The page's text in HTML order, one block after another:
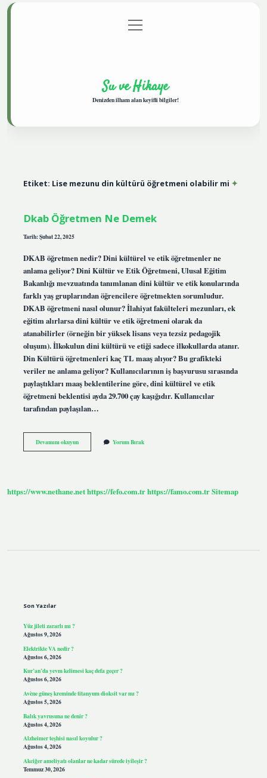
Gizlilik Politikası
menüyü
aç
Su ve Hikaye
Denizden ilham alan keyifli bilgiler!
Etiket: Lise mezunu din kültürü öğretmeni olabilir mi
Dkab Öğretmen Ne Demek
Tarih: Şubat 22, 2025
DKAB öğretmen nedir? Dini kültürel ve etik öğretmenler ne
anlama geliyor? Dini Kültür ve Etik Öğretmeni, Ulusal Eğitim
Bakanlığı mevzuatında tanımlanan dini kültür ve etik konularında
farklı yaş gruplarından öğrencilere öğretmekten sorumludur.
DKAB öğretmeni nasıl olunur? İlahiyat fakülteleri mezunları, ek
eğitim alırlarsa dini kültür ve etik öğretmeni olarak da
atanabilirler (örneğin bir yüksek lisans veya tezsiz pedagojik
oluşum). İlkokulun dini kültürü ve etiği sadece ilkokullarda atanır.
Din Kültürü öğretmenleri kaç TL maaş alıyor? Bu grafikteki
veriler ne anlama geliyor? Kullanıcılarının iş başvurusu sırasında
paylaştıkları maaş beklentilerine göre, dini kültürel ve etik
öğretmeni beklentisi ayda 29.700 çay kaşığıdır. Kullanıcılar
tarafından paylaşılan…
Devamını okuyunDkab
Öğretmen
Yorum Bırak
https://www.nethane.nethttps://fefo.com.trhttps://famo.com.trSitemap
Son Yazılar
Yüz jileti zararlı mı ?
Ağustos 9, 2026
Elektrikte VA nedir ?
Ağustos 6, 2026
Kur’an’da yevm kelimesi kaç defa geçer ?
Ağustos 6, 2026
Avène güneş kreminde titanyum dioksit var mı ?
Ağustos 5, 2026
Balık yavrusuna ne denir ?
Ağustos 4, 2026
Alzheimer teşhisi nasıl koyulur ?
Ağustos 4, 2026
Akciğer ameliyatı olanlar ne kadar sürede iyileşir ?
Temmuz 30, 2026